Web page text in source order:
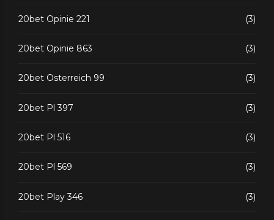
20bet Opinie 221 (3)
20bet Opinie 863 (3)
20bet Osterreich 99 (3)
20bet Pl 397 (3)
20bet Pl 516 (3)
20bet Pl 569 (3)
20bet Play 346 (3)